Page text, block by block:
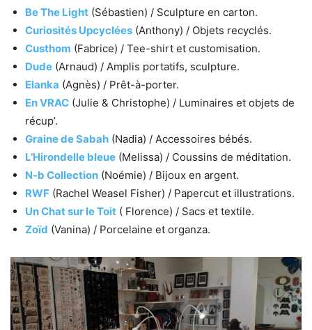
Be The Light (Sébastien) / Sculpture en carton.
Curiosités Upcyclées (Anthony) / Objets recyclés.
Custhom (Fabrice) / Tee-shirt et customisation.
Dude (Arnaud) / Amplis portatifs, sculpture.
Elanka (Agnès) / Prêt-à-porter.
En VRAC (Julie & Christophe) / Luminaires et objets de
récup’.
Graine de Sabah (Nadia) / Accessoires bébés.
L’Hirondelle bleue (Melissa) / Coussins de méditation.
N-b Collection (Noémie) / Bijoux en argent.
RWF (Rachel Weasel Fisher) / Papercut et illustrations.
Un Chat sur le Toit ( Florence) / Sacs et textile.
Zoïd (Vanina) / Porcelaine et organza.